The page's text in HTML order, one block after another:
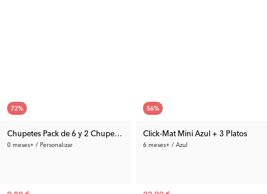
72%
Chupetes Pack de 6 y 2 Chupeteros
0 meses+ / Personalizar
56%
Click-Mat Mini Azul + 3 Platos
6 meses+ / Azul